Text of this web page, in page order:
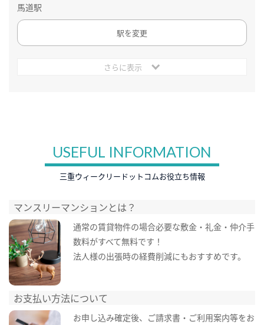
馬道駅
駅を変更
さらに表示
USEFUL INFORMATION
三重ウィークリードットコムお役立ち情報
マンスリーマンションとは？
通常の賃貸物件の場合必要な敷金・礼金・仲介手
数料がすべて無料です！
法人様の出張時の経費削減にもおすすめです。
お支払い方法について
お申し込み確定後、ご請求書・ご利用案内等をお